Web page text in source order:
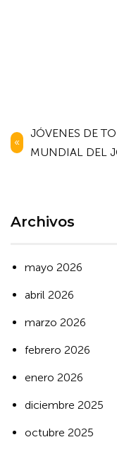
Navegación
de
JÓVENES DE
MUNDIAL DEL
Archivos
mayo 2026
abril 2026
marzo 2026
febrero 2026
enero 2026
diciembre 2025
octubre 2025